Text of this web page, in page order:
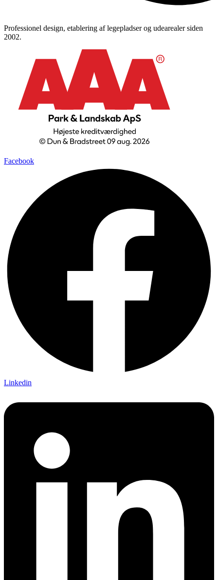
Professionel design, etablering af legepladser og udearealer siden
2002.
Facebook
Linkedin